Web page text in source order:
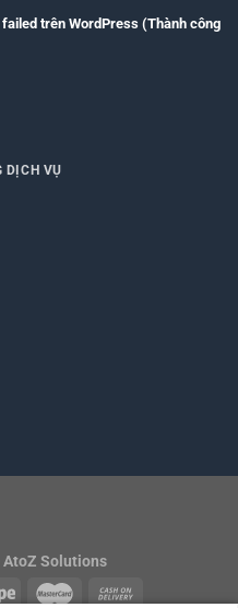
trên WordPress (Thành công
DỊCH VỤ
AtoZ Solutions